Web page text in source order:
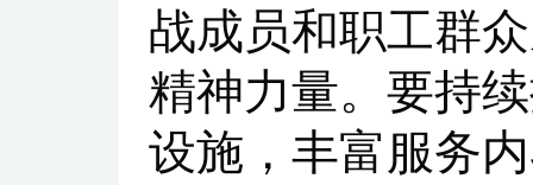
战成员和职工群
精神力量。要持
设施，丰富服务